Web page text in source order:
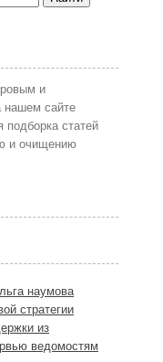
и
нашем сайте
подборка статей
и очищению
наумова
стратегии
из
ведомостям